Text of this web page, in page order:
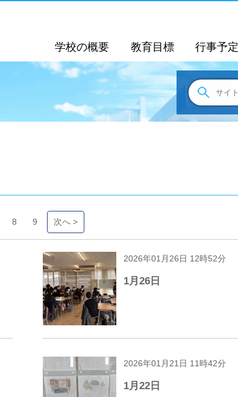
学校の概要 教育目標 行事予定
8 9 次へ >
2026年01月26日 12時52分
1月26日
2026年01月21日 11時42分
1月22日